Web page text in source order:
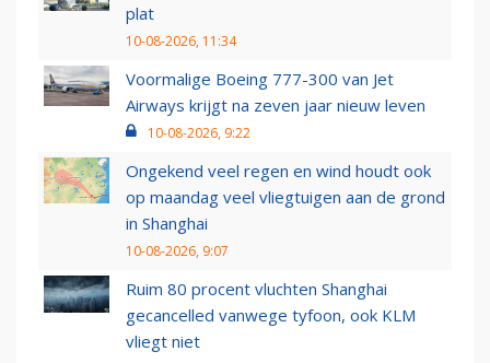
plat
10-08-2026, 11:34
Voormalige Boeing 777-300 van Jet
Airways krijgt na zeven jaar nieuw leven
10-08-2026, 9:22
Ongekend veel regen en wind houdt ook
op maandag veel vliegtuigen aan de grond
in Shanghai
10-08-2026, 9:07
Ruim 80 procent vluchten Shanghai
gecancelled vanwege tyfoon, ook KLM
vliegt niet